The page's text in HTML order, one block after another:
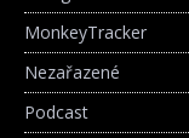
MonkeyTracker
Nezařazené
Podcast